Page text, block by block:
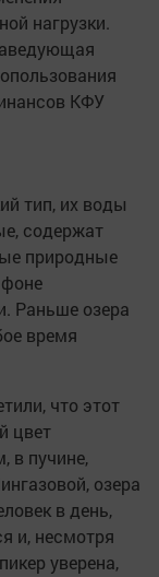
нагрузки.
КФУ
тип, их воды
содержат
природные
Раньше озера
время
что этот
цвет
в пучине,
озера
в день,
и, несмотря
уверена,